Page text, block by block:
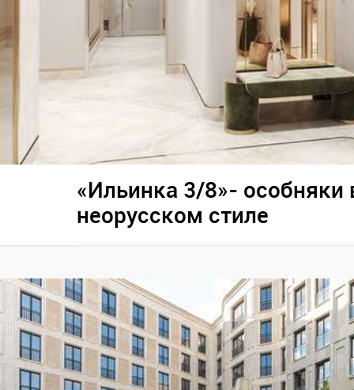
«Ильинка 3/8»- особняки
неорусском стиле